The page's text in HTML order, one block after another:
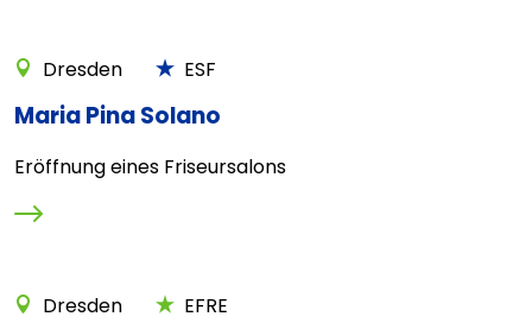
Dresden ESF
Maria Pina Solano
Eröffnung eines Friseursalons
Dresden EFRE